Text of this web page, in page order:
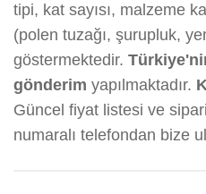
tipi, kat sayısı, malzeme
(polen tuzağı, şurupluk,
göstermektedir.
gönderim yapılmaktadır.
Güncel fiyat listesi ve
numaralı telefondan bize